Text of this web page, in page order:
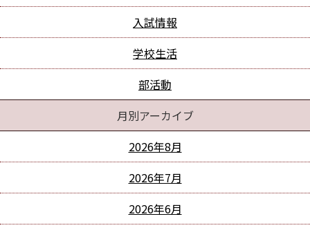
入試情報
学校生活
部活動
月別アーカイブ
2026年8月
2026年7月
2026年6月